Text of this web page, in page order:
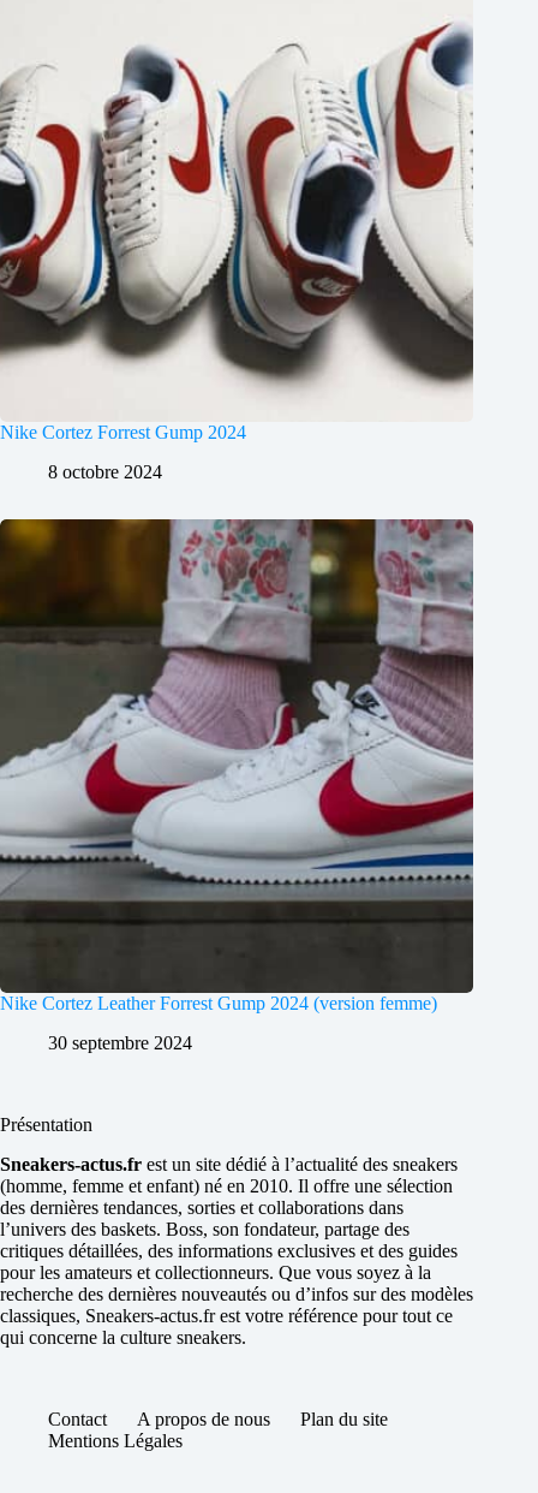
Nike Cortez Forrest Gump 2024
8 octobre 2024
Nike Cortez Leather Forrest Gump 2024 (version femme)
30 septembre 2024
Présentation
Sneakers-actus.fr est un site dédié à l’actualité des sneakers
(homme, femme et enfant) né en 2010. Il offre une sélection
des dernières tendances, sorties et collaborations dans
l’univers des baskets. Boss, son fondateur, partage des
critiques détaillées, des informations exclusives et des guides
pour les amateurs et collectionneurs. Que vous soyez à la
recherche des dernières nouveautés ou d’infos sur des modèles
classiques, Sneakers-actus.fr est votre référence pour tout ce
qui concerne la culture sneakers.
Contact A propos de nous
Plan du site
Mentions Légales